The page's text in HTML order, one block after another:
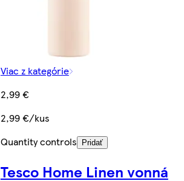
Viac z kategórie
2,99 €
2,99 €/kus
Quantity controls
Pridať
Tesco Home Linen vonná